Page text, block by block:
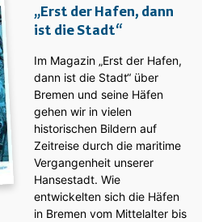
„Erst der Hafen, dann
ist die Stadt“
Im Magazin „Erst der Hafen,
dann ist die Stadt“ über
Bremen und seine Häfen
gehen wir in vielen
historischen Bildern auf
Zeitreise durch die maritime
Vergangenheit unserer
Hansestadt. Wie
entwickelten sich die Häfen
in Bremen vom Mittelalter bis